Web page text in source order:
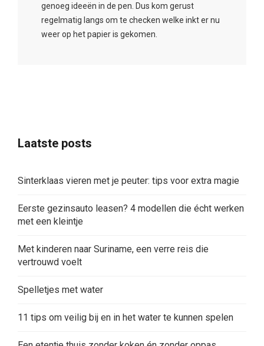
genoeg ideeën in de pen. Dus kom gerust
regelmatig langs om te checken welke inkt er nu
weer op het papier is gekomen.
Laatste posts
Sinterklaas vieren met je peuter: tips voor extra magie
Eerste gezinsauto leasen? 4 modellen die écht werken
met een kleintje
Met kinderen naar Suriname, een verre reis die
vertrouwd voelt
Spelletjes met water
11 tips om veilig bij en in het water te kunnen spelen